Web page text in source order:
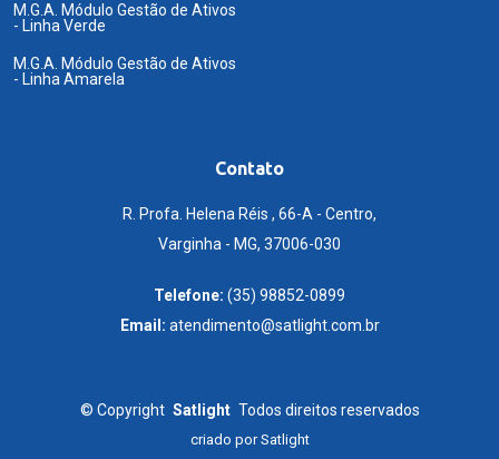
M.G.A. Módulo Gestão de Ativos
- Linha Verde
M.G.A. Módulo Gestão de Ativos
- Linha Amarela
Contato
R. Profa. Helena Réis , 66-A - Centro,
Varginha - MG, 37006-030
Telefone: (35) 98852-0899
Email: atendimento@satlight.com.br
© Copyright Satlight Todos direitos reservados
criado porSatlight